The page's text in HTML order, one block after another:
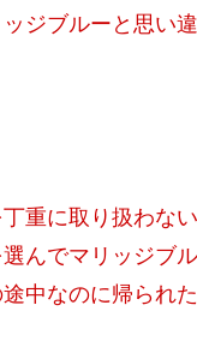
ジブルーと思い
重に取り扱わな
んでマリッジブ
中なのに帰られた